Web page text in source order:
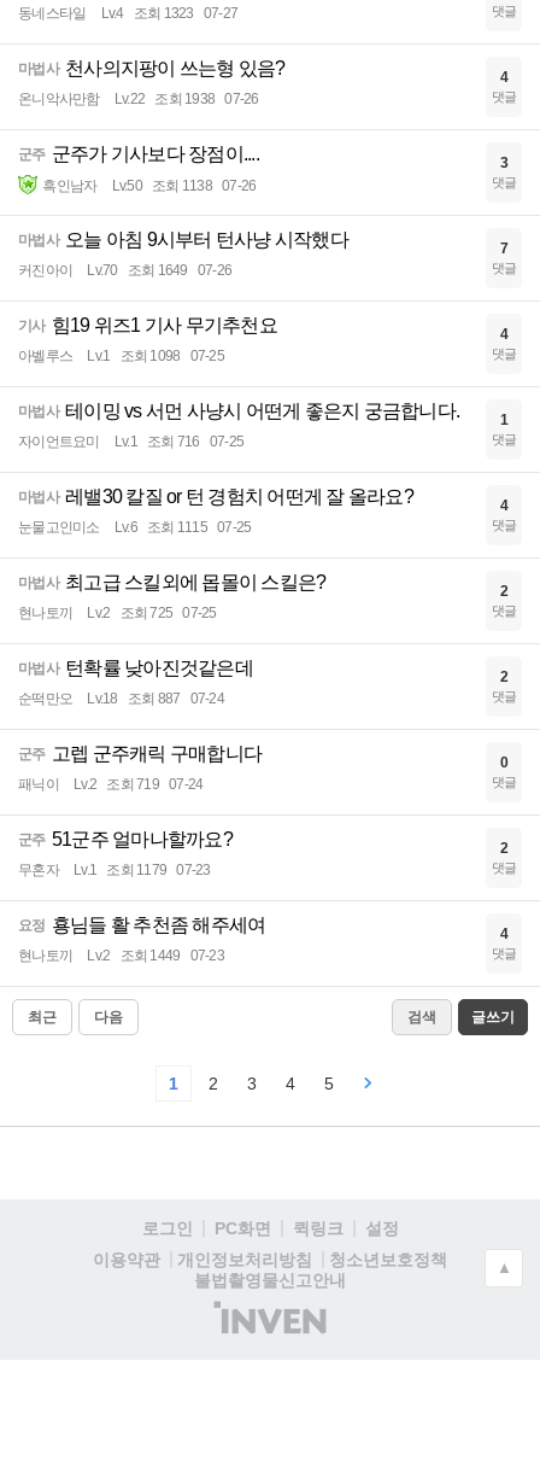
동네스타일 Lv.4 조회 1323 07-27 댓글
마법사 천사의지팡이 쓰는형 있음?
온니악사만함 Lv.22 조회 1938 07-26
4
댓글
군주 군주가 기사보다 장점이....
흑인남자 Lv.50 조회 1138 07-26
3
댓글
마법사 오늘 아침 9시부터 턴사냥 시작했다
커진아이 Lv.70 조회 1649 07-26
7
댓글
기사 힘19 위즈1 기사 무기추천요
아벨루스 Lv.1 조회 1098 07-25
4
댓글
마법사 테이밍 vs 서먼 사냥시 어떤게 좋은지 궁금합니다.
자이언트요미 Lv.1 조회 716 07-25
1
댓글
마법사 레밸30 칼질 or 턴 경험치 어떤게 잘 올라요?
눈물고인미소 Lv.6 조회 1115 07-25
4
댓글
마법사 최고급 스킬외에 몹몰이 스킬은?
현나토끼 Lv.2 조회 725 07-25
2
댓글
마법사 턴확률 낮아진것같은데
순떡만오 Lv.18 조회 887 07-24
2
댓글
군주 고렙 군주캐릭 구매합니다
패닉이 Lv.2 조회 719 07-24
0
댓글
군주 51군주 얼마나할까요?
무혼자 Lv.1 조회 1179 07-23
2
댓글
요정 횽님들 활 추천좀 해주세여
현나토끼 Lv.2 조회 1449 07-23
4
댓글
최근 다음 검색 글쓰기
1 2 3 4 5
로그인 PC화면 퀵링크
설정
이용약관
개인정보처리방침
청소년보호정책
불법촬영물신고안내
(주)
인
▲